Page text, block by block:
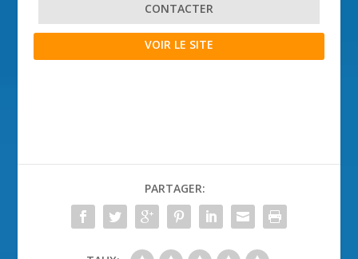
CONTACTER
VOIR LE SITE
PARTAGER: